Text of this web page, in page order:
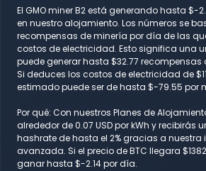
El GMO miner B2 está generando hasta
en nuestro alojamiento. Los números se
recompensas de minería por día de las
costos de electricidad. Esto significa una
puede generar hasta $32.77 recompensas
Si deduces los costos de electricidad de
estimado puede ser de hasta $-79.55 por
Por qué: Con nuestros Planes de
alrededor de 0.07 USD por kWh y recibirás
hashrate de hasta el 2% gracias a nuestra
avanzada. Si el precio de BTC llegara
ganar hasta $-2.14 por día.